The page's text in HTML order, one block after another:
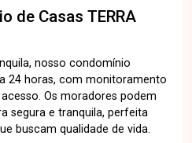
de Casas TERRA
nosso condomínio
24 horas, com monitoramento
Os moradores podem
segura e tranquila, perfeita
buscam qualidade de vida.